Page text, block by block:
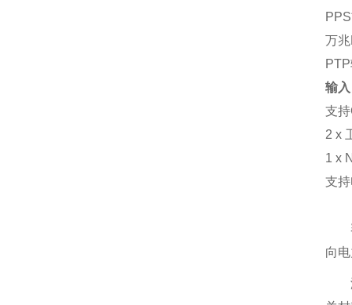
万
输入
支
2 x
1 x
支
向